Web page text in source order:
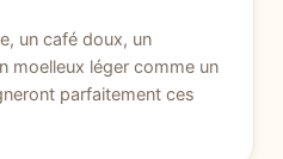
un café doux, un
moelleux léger comme un
parfaitement ces